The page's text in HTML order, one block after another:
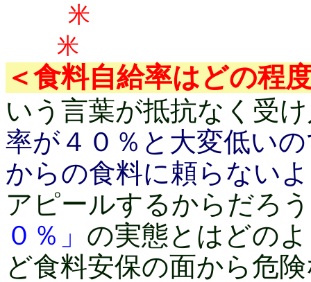
＜食料自給率はどの程
いう言葉が抵抗なく受
率が４０％と大変低い
からの食料に頼らない
アピールするからだろ
０％」 の実態とはどの
ど食料安保の面から危